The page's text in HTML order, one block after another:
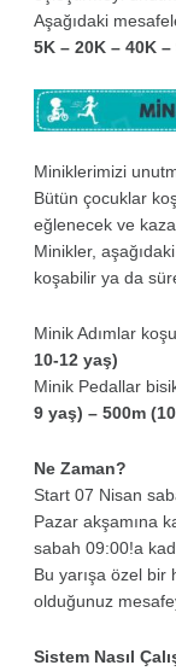
Aşağıdaki
5K – 20K – 40K –
Miniklerimizi
Bütün çocuklar
eğlenecek ve
Minikler,
koşabilir ya da
Minik Adımlar
10-12 yaş)
Minik Pedallar
9 yaş) – 500m
Ne Zaman?
Start 07 Nisan
Pazar akşamına
sabah 09:00!a
Bu yarışa özel bir
olduğunuz
Sistem Nasıl